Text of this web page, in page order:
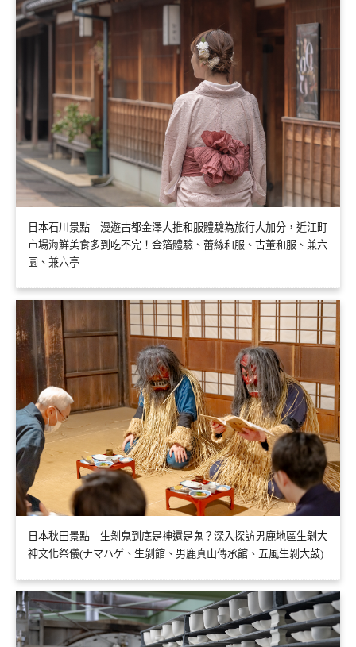
日本石川景點｜漫遊古都金澤大推和服體驗為旅行大加分，近江町
市場海鮮美食多到吃不完！金箔體驗、蕾絲和服、古董和服、兼六
園、兼六亭
日本秋田景點｜生剝鬼到底是神還是鬼？深入探訪男鹿地區生剝大
神文化祭儀(ナマハゲ、生剝館、男鹿真山傳承館、五風生剝大鼓)